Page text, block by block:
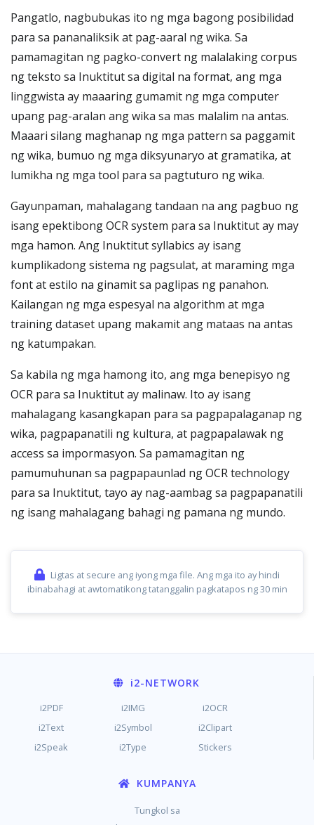
Pangatlo, nagbubukas ito ng mga bagong posibilidad
para sa pananaliksik at pag-aaral ng wika. Sa
pamamagitan ng pagko-convert ng malalaking corpus
ng teksto sa Inuktitut sa digital na format, ang mga
linggwista ay maaaring gumamit ng mga computer
upang pag-aralan ang wika sa mas malalim na antas.
Maaari silang maghanap ng mga pattern sa paggamit
ng wika, bumuo ng mga diksyunaryo at gramatika, at
lumikha ng mga tool para sa pagtuturo ng wika.
Gayunpaman, mahalagang tandaan na ang pagbuo ng
isang epektibong OCR system para sa Inuktitut ay may
mga hamon. Ang Inuktitut syllabics ay isang
kumplikadong sistema ng pagsulat, at maraming mga
font at estilo na ginamit sa paglipas ng panahon.
Kailangan ng mga espesyal na algorithm at mga
training dataset upang makamit ang mataas na antas
ng katumpakan.
Sa kabila ng mga hamong ito, ang mga benepisyo ng
OCR para sa Inuktitut ay malinaw. Ito ay isang
mahalagang kasangkapan para sa pagpapalaganap ng
wika, pagpapanatili ng kultura, at pagpapalawak ng
access sa impormasyon. Sa pamamagitan ng
pamumuhunan sa pagpapaunlad ng OCR technology
para sa Inuktitut, tayo ay nag-aambag sa pagpapanatili
ng isang mahalagang bahagi ng pamana ng mundo.
Ligtas at secure ang iyong mga file. Ang mga ito ay hindi
ibinabahagi at awtomatikong tatanggalin pagkatapos ng 30 min
i2-NETWORK
i2PDF i2IMG
i2OCR
i2Text
i2Symbol
i2Clipart
i2Speak
i2Type Stickers
KUMPANYA
Tungkol sa